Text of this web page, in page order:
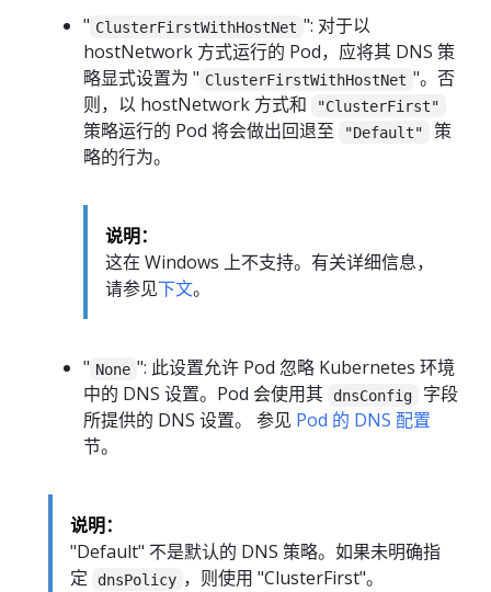
" ClusterFirstWithHostNet ": 对于以
hostNetwork 方式运行的 Pod，应将其 DNS 策
略显式设置为 " ClusterFirstWithHostNet "。否
则，以 hostNetwork 方式和
"ClusterFirst"
策略运行的 Pod 将会做出回退至 "Default"
策
略的行为。
说明：
这在 Windows 上不支持。有关详细信息，
请参见下文。
" None ": 此设置允许 Pod 忽略 Kubernetes 环境
中的 DNS 设置。Pod 会使用其
dnsConfig
字段
所提供的 DNS 设置。 参见 Pod 的 DNS 配置
节。
说明：
"Default" 不是默认的 DNS 策略。如果未明确指
定
dnsPolicy ，则使用 "ClusterFirst"。